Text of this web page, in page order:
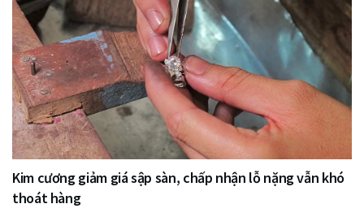
Kim cương giảm giá sập sàn, chấp nhận lỗ nặng vẫn khó
thoát hàng